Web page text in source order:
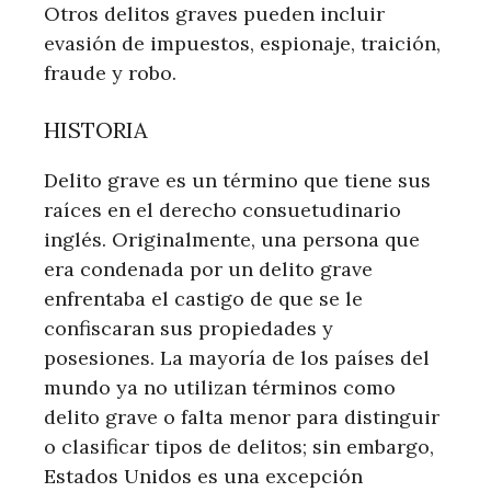
Otros delitos graves pueden incluir
evasión de impuestos, espionaje, traición,
fraude y robo.
HISTORIA
Delito grave es un término que tiene sus
raíces en el derecho consuetudinario
inglés. Originalmente, una persona que
era condenada por un delito grave
enfrentaba el castigo de que se le
confiscaran sus propiedades y
posesiones. La mayoría de los países del
mundo ya no utilizan términos como
delito grave o falta menor para distinguir
o clasificar tipos de delitos; sin embargo,
Estados Unidos es una excepción